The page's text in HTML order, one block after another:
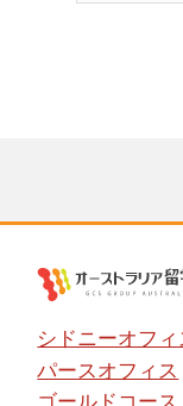
シドニーオフィ
パースオフィス